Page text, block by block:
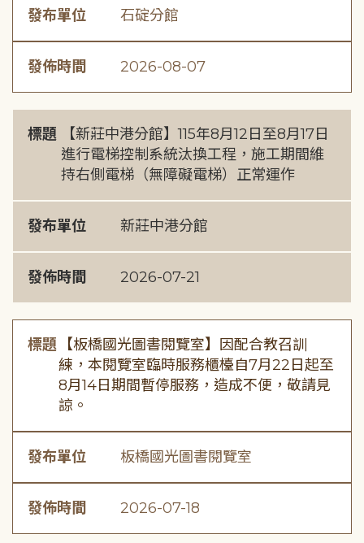
發布單位 石碇分館
發佈時間 2026-08-07
標題
【新莊中港分館】115年8月12日至8月17日
進行電梯控制系統汰換工程，施工期間維
持右側電梯（無障礙電梯）正常運作
發布單位 新莊中港分館
發佈時間 2026-07-21
標題
【板橋國光圖書閱覽室】因配合教召訓
練，本閱覽室臨時服務櫃檯自7月22日起至
8月14日期間暫停服務，造成不便，敬請見
諒。
發布單位 板橋國光圖書閱覽室
發佈時間 2026-07-18